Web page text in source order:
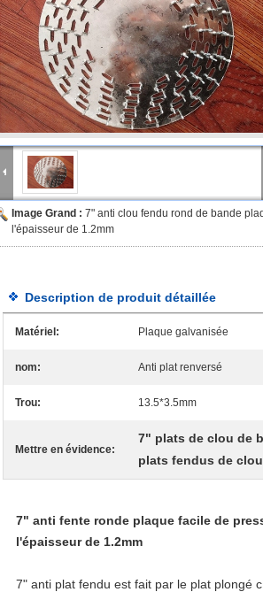
Image Grand : 7" anti clou fendu rond de bande
l'épaisseur de 1.2mm
Description de produit détaillée
Matériel: Plaque galvanisée
nom: Anti plat renversé
Trou: 13.5*3.5mm
Mettre en évidence:
7" plats de clou de
plats fendus de
7" anti fente ronde plaque facile de
l'épaisseur de 1.2mm
7" anti plat fendu est fait par le plat plongé